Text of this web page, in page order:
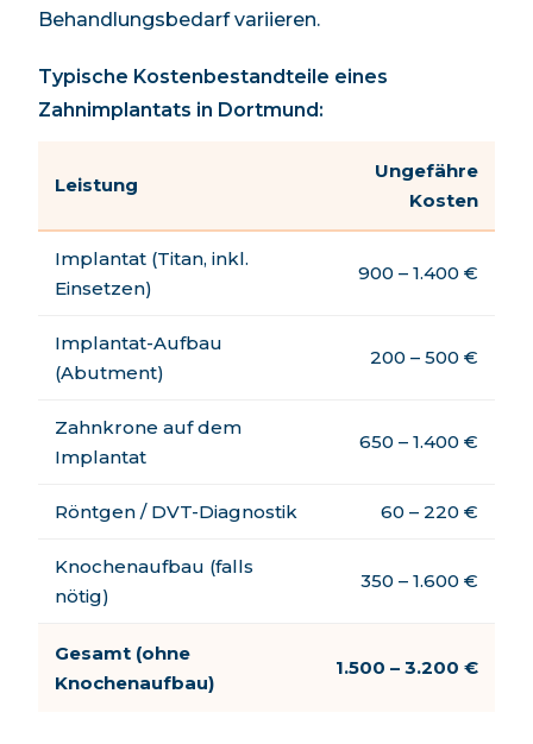
Behandlungsbedarf variieren.
Typische Kostenbestandteile eines
Zahnimplantats in Dortmund:
Leistung
Ungefähre
Kosten
Implantat (Titan, inkl.
Einsetzen)
900 – 1.400 €
Implantat-Aufbau
(Abutment)
200 – 500 €
Zahnkrone auf dem
Implantat
650 – 1.400 €
Röntgen / DVT-Diagnostik 60 – 220 €
Knochenaufbau (falls
nötig)
350 – 1.600 €
Gesamt (ohne
Knochenaufbau)
1.500 – 3.200 €